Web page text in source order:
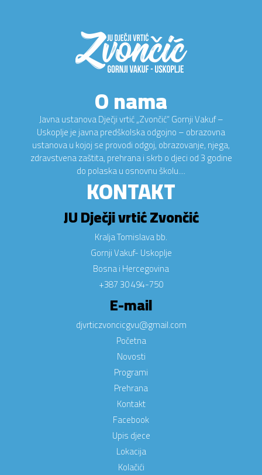
O nama
Javna ustanova Dječji vrtić „Zvončić“ Gornji Vakuf –
Uskoplje je javna predškolska odgojno – obrazovna
ustanova u kojoj se provodi odgoj, obrazovanje, njega,
zdravstvena zaštita, prehrana i skrb o djeci od 3 godine
do polaska u osnovnu školu....
KONTAKT
JU Dječji vrtić Zvončić
Kralja Tomislava bb.
Gornji Vakuf- Uskoplje
Bosna i Hercegovina
+387 30 494-750
E-mail
djvrticzvoncicgvu@gmail.com
Početna
Novosti
Programi
Prehrana
Kontakt
Facebook
Upis djece
Lokacija
Kolačići